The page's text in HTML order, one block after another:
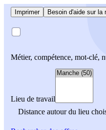
Imprimer Besoin d'aide sur la
Métier, compétence, mot-clé,
Lieu de travail
Distance autour du lieu